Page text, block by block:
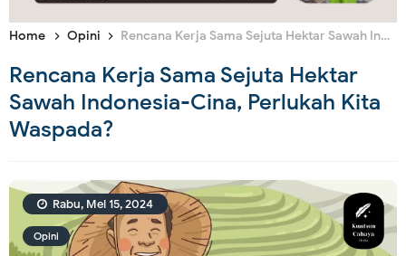
Home Opini Rencana Kerja Sama Sejuta Hektar Sawah Indonesia-Cina, Perlukah Kita Waspada?
Rencana Kerja Sama Sejuta Hektar
Sawah Indonesia-Cina, Perlukah Kita
Waspada?
Opini
Rabu, Mei 15, 2024